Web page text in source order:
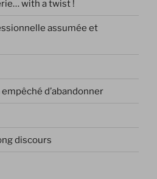
with a twist !
assumée et
d’abandonner
discours